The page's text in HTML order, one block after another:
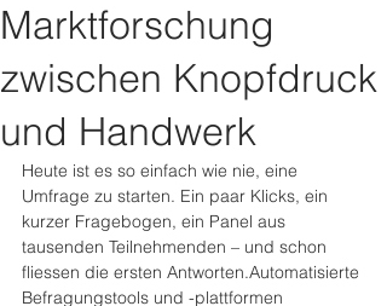
Marktforschung
zwischen Knopfdruck
und Handwerk
Heute ist es so einfach wie nie, eine
Umfrage zu starten. Ein paar Klicks, ein
kurzer Fragebogen, ein Panel aus
tausenden Teilnehmenden – und schon
fliessen die ersten Antworten.Automatisierte
Befragungstools und -plattformen